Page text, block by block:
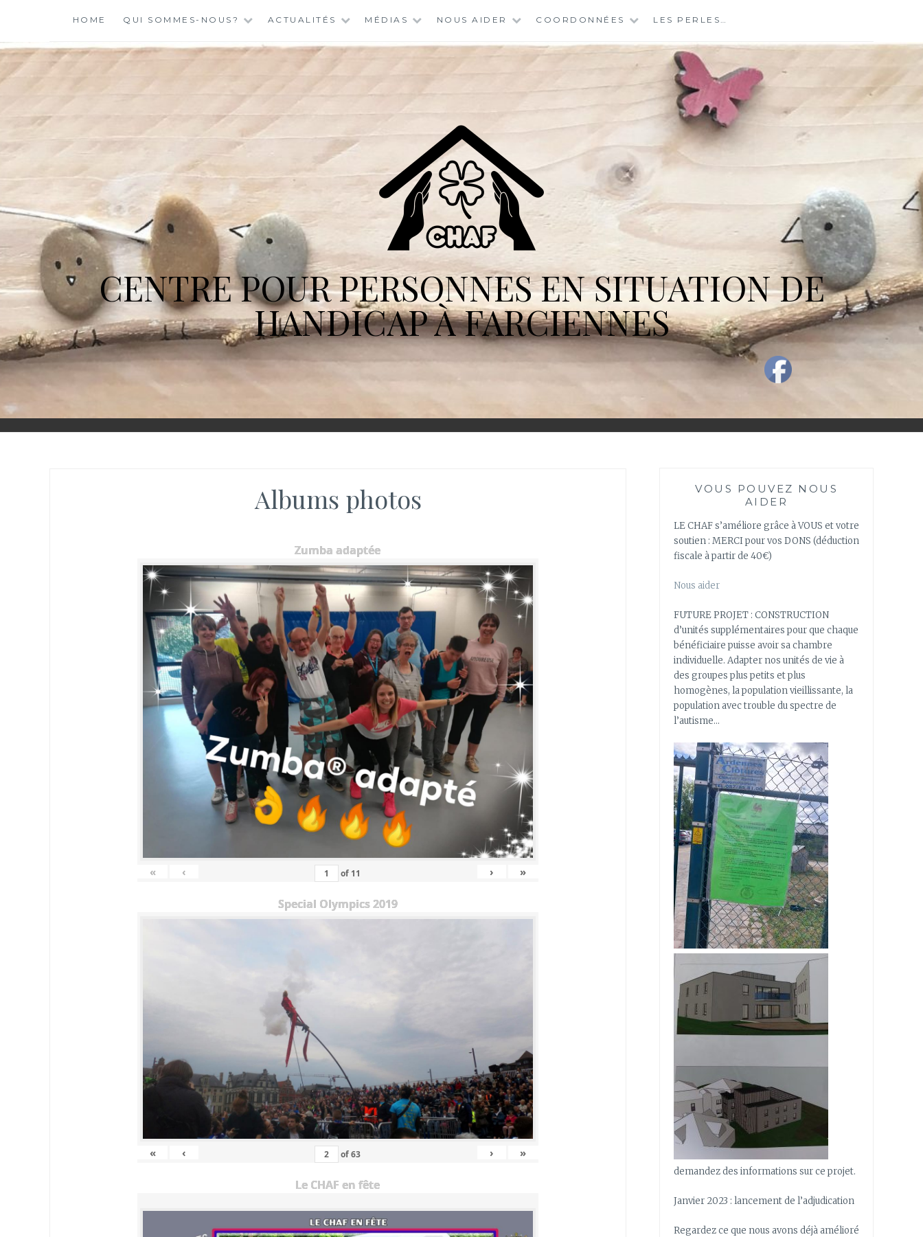
content
HOME QUI SOMMES-NOUS? ACTUALITÉS MÉDIAS NOUS AIDER COORDONNÉES LES PERLES…
CENTRE POUR PERSONNES EN SITUATION DE
HANDICAP À FARCIENNES
Albums photos
Zumba adaptée
« ‹ of 11 › »
Special Olympics 2019
« ‹ of63 › »
Le CHAF en fête
VOUS POUVEZ NOUS
AIDER
LE CHAF s’améliore grâce à VOUS et votre
soutien : MERCI pour vos DONS (déduction
fiscale à partir de 40€)
Nous aider
FUTURE PROJET : CONSTRUCTION
d’unités supplémentaires pour que chaque
bénéficiaire puisse avoir sa chambre
individuelle. Adapter nos unités de vie à
des groupes plus petits et plus
homogènes, la population vieillissante, la
population avec trouble du spectre de
l’autisme…
demandez des informations sur ce projet.
Janvier 2023 : lancement de l’adjudication
Regardez ce que nous avons déjà amélioré